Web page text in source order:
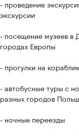
- проведение
экскурсии
- посещение музеев в
городах Европы
- прогулки на
- автобусные туры с
разных городов
- ночные переезды
Телефоны:
Информация:
Важная информация
Контакты